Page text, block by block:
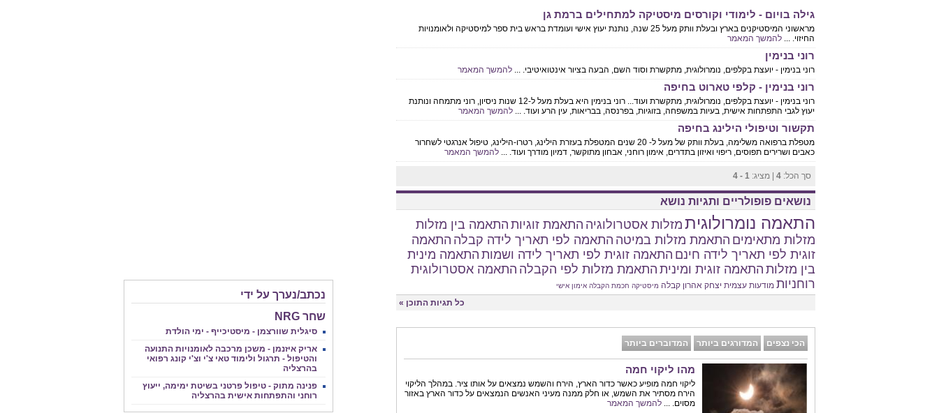
גילה בויום - לימודי וקורסים מיסטיקה למתחילים ברמת גן
מראשוני המיסטיקנים בארץ ובעלת וותק מעל 25 שנה, נותנת יעוץ אישי ועומדת בראש בית ספר למיסטיקה ולאומנויות
החיזוי. ... להמשך המאמר
רוני בנימין
רוני בנימין - יועצת בקלפים, נומרולוגית, מתקשרת וסוד השם, הבעה בציור אינטואיטיבי. ... להמשך המאמר
רוני בנימין - קלפי טארוט בחיפה
רוני בנימין - יועצת בקלפים, נומרולוגית, מתקשרת ועוד... רוני בנימין היא בעלת מעל ל-12 שנות ניסיון, רוני מתמחה ונותנת
יעוץ לגבי התפתחות אישית, בעיות במשפחה, בזוגיות, בפרנסה, בבריאות, עין הרע ועוד. ... להמשך המאמר
תקשור וטיפולי הילינג בחיפה
מטפלת ברפואה משלימה, בעלת וותק של מעל ל- 20 שנים המטפלת בעזרת הילינג, רטרו-הילינג, טיפול אנרגטי לשחרור
כאבים ושרירים תפוסים, ריפוי ואיזון בתדרים, אימון רוחני, אבחון מתוקשר, דמיון מודרך ועוד. ... להמשך המאמר
סך הכל: 4 | מציג: 1 - 4
נושאים פופולריים ותגיות נושא
התאמה נומרולוגית מזלות אסטרולוגיה התאמת זוגיות התאמה בין מזלות
מזלות מתאימים התאמת מזלות במיטה התאמה לפי תאריך לידה קבלה התאמה
זוגית לפי תאריך לידה חינם התאמה זוגית לפי תאריך לידה ושמות התאמה מינית
בין מזלות התאמה זוגית ומינית התאמת מזלות לפי הקבלה התאמה אסטרולוגית
רוחניות מודעות עצמית יצחק אהרון קבלה מיסטיקה חכמת הקבלה אימון אישי
כל תגיות התוכן »
הכי נצפים המדורגים ביותר המדוברים ביותר
מהו ליקוי חמה
ליקוי חמה מופיע כאשר כדור הארץ, הירח והשמש נמצאים על אותו ציר. במהלך הליקוי
הירח מסתיר את השמש, או חלק ממנה מעיני האנשים הנמצאים על כדור הארץ באזור
מסוים. ... להמשך המאמר
נכתב/נערך על ידי
שחר NRG
סיגלית שוורצמן - מיסטיכייף - ימי הולדת
אריק איזנמן - משכן מרכבה לאומנויות התנועה
והטיפול - תרגול ולימוד טאי צ'י וצ'י קונג רפואי
בהרצליה
פנינה מתוק - טיפול פרטני בשיטת ימימה, ייעוץ
רוחני והתפתחות אישית בהרצליה